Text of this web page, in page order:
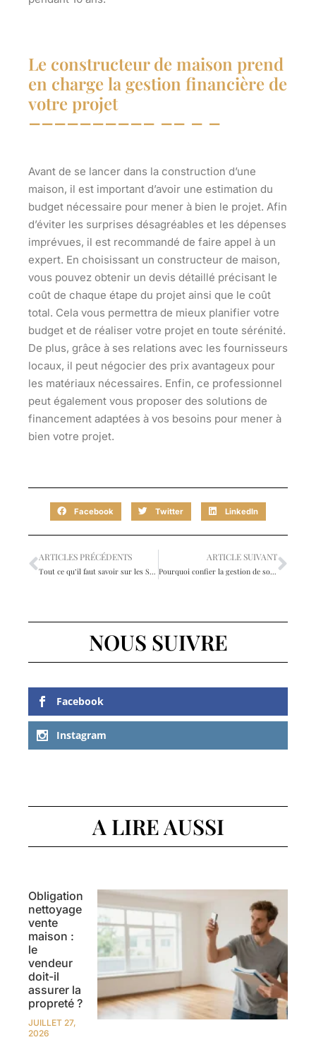
Le constructeur de maison prend
en charge la gestion financière de
votre projet
Avant de se lancer dans la construction d’une
maison, il est important d’avoir une estimation du
budget nécessaire pour mener à bien le projet. Afin
d’éviter les surprises désagréables et les dépenses
imprévues, il est recommandé de faire appel à un
expert. En choisissant un constructeur de maison,
vous pouvez obtenir un devis détaillé précisant le
coût de chaque étape du projet ainsi que le coût
total. Cela vous permettra de mieux planifier votre
budget et de réaliser votre projet en toute sérénité.
De plus, grâce à ses relations avec les fournisseurs
locaux, il peut négocier des prix avantageux pour
les matériaux nécessaires. Enfin, ce professionnel
peut également vous proposer des solutions de
financement adaptées à vos besoins pour mener à
bien votre projet.
Facebook Twitter LinkedIn
ARTICLES PRÉCÉDENTS
Tout ce qu’il faut savoir sur les SCPI fiscales
ARTICLE SUIVANT
Pourquoi confier la gestion de son appartement locatif à une agence immobilière
NOUS SUIVRE
Facebook
Instagram
A LIRE AUSSI
Obligation
nettoyage
vente
maison :
le
vendeur
doit-il
assurer la
propreté ?
JUILLET 27,
2026